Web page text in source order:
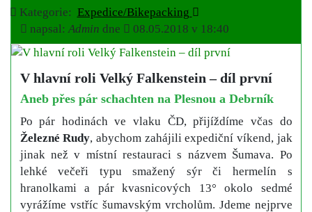
Kategorie: Expedice/Bikepacking
napsal:Admin dne 08.05.2018 v 18:40
V hlavní roli Velký Falkenstein – díl první
Aneb přes pár schachten na Plesnou a Debrník
Po pár hodinách ve vlaku ČD, přijíždíme včas do
Železné Rudy, abychom zahájili expediční víkend, jak
jinak než v místní restauraci s názvem Šumava. Po
lehké večeři typu smažený sýr či hermelín s
hranolkami a pár kvasnicových 13° okolo sedmé
vyrážíme vstříc šumavským vrcholům. Jdeme nejprve